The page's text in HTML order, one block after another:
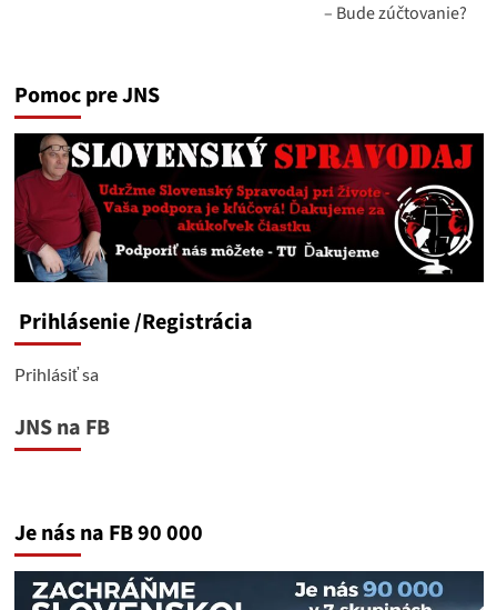
– Bude zúčtovanie?
Pomoc pre JNS
Prihlásenie/Registrácia
Prihlásiť sa
JNS na FB
Je nás na FB 90 000